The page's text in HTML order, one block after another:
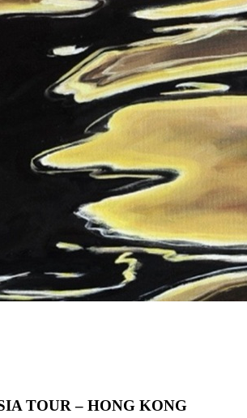
TOUR – HONG KONG